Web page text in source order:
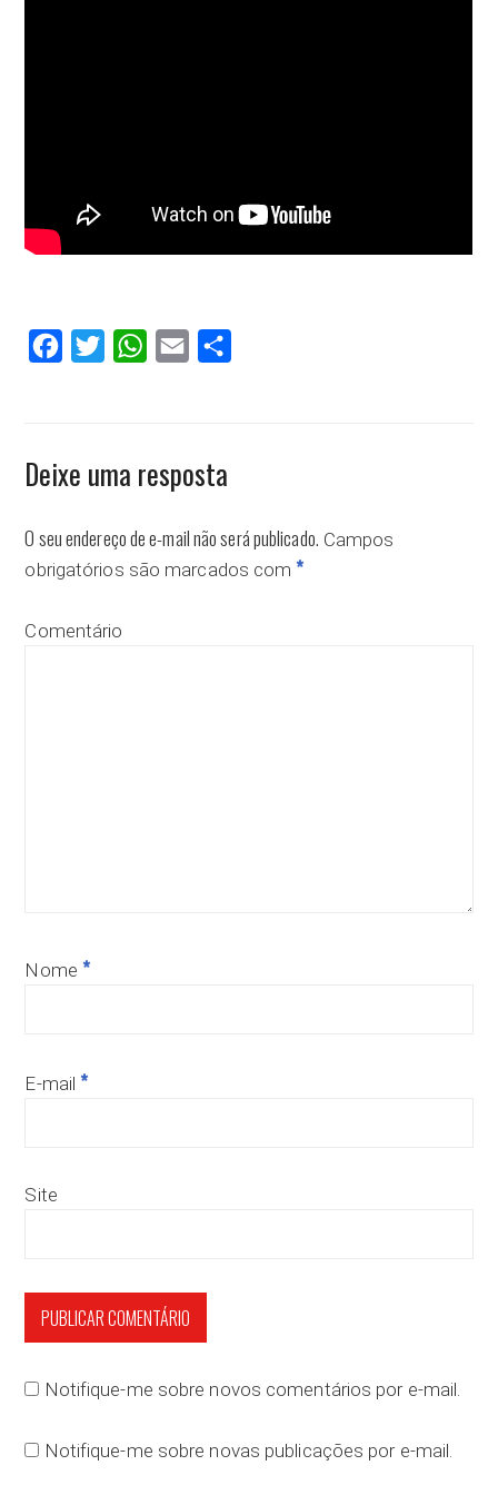
FacebookTwitter WhatsApp
Email
Deixe uma resposta
O seu endereço de e-mail não será publicado. Campos
obrigatórios são marcados com *
Comentário
Nome *
E-mail *
Site
Notifique-me sobre novos comentários por e-mail.
Notifique-me sobre novas publicações por e-mail.